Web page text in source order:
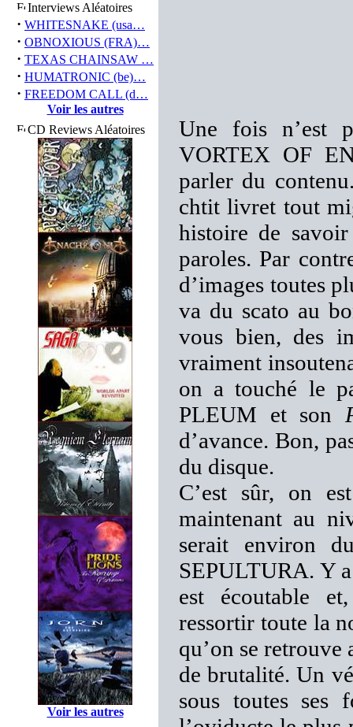
Interviews Aléatoires
· WHITESNAKE (usa…
· OBNOXIOUS (FRA)…
· TEXAS CHAINSAW …
· HUMATRONIC (be)…
· FREEDOM CALL (d…
Voir les autres
CD Reviews Aléatoires
Voir les autres
Une fois n’est
VORTEX OF
parler du
chtit livret tout
histoire de
paroles. Par
d’images toutes
va du scato au
vous bien, des
vraiment
on a touché le
PLEUM et son
d’avance. Bon,
du disque.
C’est sûr, on
maintenant au
serait environ
SEPULTURA. Y
est écoutable
ressortir toute la
qu’on se
de brutalité. Un
sous toutes ses